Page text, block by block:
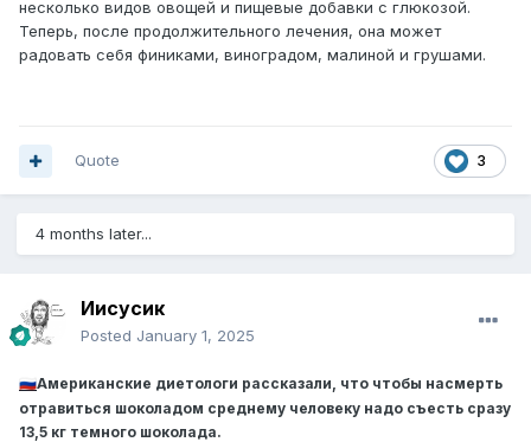
несколько видов овощей и пищевые добавки с глюкозой.
Теперь, после продолжительного лечения, она может
радовать себя финиками, виноградом, малиной и грушами.
3
Quote
4 months later...
Иисусик
Posted January 1, 2025
🇷🇺Американские диетологи рассказали, что чтобы насмерть
отравиться шоколадом среднему человеку надо съесть сразу
13,5 кг темного шоколада.